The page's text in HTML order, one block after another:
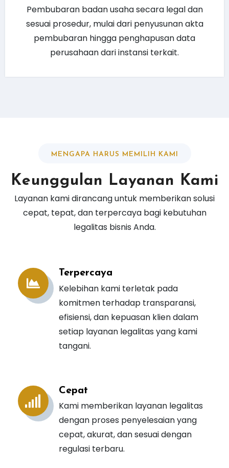
Pembubaran badan usaha secara legal dan
sesuai prosedur, mulai dari penyusunan akta
pembubaran hingga penghapusan data
perusahaan dari instansi terkait.
MENGAPA HARUS MEMILIH KAMI
Keunggulan Layanan Kami
Layanan kami dirancang untuk memberikan solusi
cepat, tepat, dan terpercaya bagi kebutuhan
legalitas bisnis Anda.
Terpercaya
Kelebihan kami terletak pada
komitmen terhadap transparansi,
efisiensi, dan kepuasan klien dalam
setiap layanan legalitas yang kami
tangani.
Cepat
Kami memberikan layanan legalitas
dengan proses penyelesaian yang
cepat, akurat, dan sesuai dengan
regulasi terbaru.